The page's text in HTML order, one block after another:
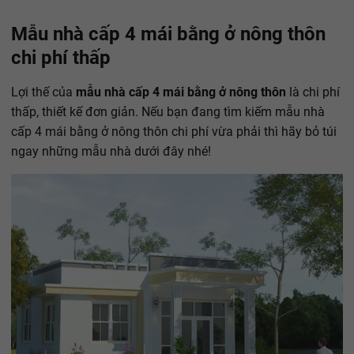
Mẫu nhà cấp 4 mái bằng ở nông thôn
chi phí thấp
Lợi thế của mẫu nhà cấp 4 mái bằng ở nông thôn là chi phí
thấp, thiết kế đơn giản. Nếu bạn đang tìm kiếm mẫu nhà
cấp 4 mái bằng ở nông thôn chi phí vừa phải thì hãy bỏ túi
ngay những mẫu nhà dưới đây nhé!